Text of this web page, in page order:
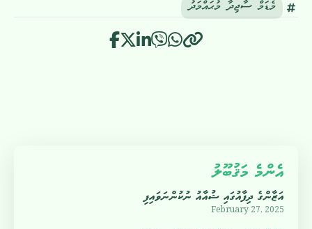
މެޑަމް ސާޖިދާ މުޙައްމަދު
އެންމެ މަޤުބޫލު
އަޒާންގެ ދިފާއުގައި ޝުއާއު ނުކުންނަވައިފި
February 27, 2025